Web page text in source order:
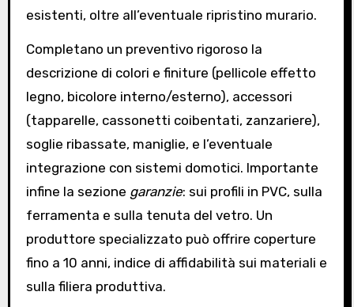
esistenti, oltre all’eventuale ripristino murario.
Completano un preventivo rigoroso la
descrizione di colori e finiture (pellicole effetto
legno, bicolore interno/esterno), accessori
(tapparelle, cassonetti coibentati, zanzariere),
soglie ribassate, maniglie, e l’eventuale
integrazione con sistemi domotici. Importante
infine la sezione garanzie: sui profili in PVC, sulla
ferramenta e sulla tenuta del vetro. Un
produttore specializzato può offrire coperture
fino a 10 anni, indice di affidabilità sui materiali e
sulla filiera produttiva.